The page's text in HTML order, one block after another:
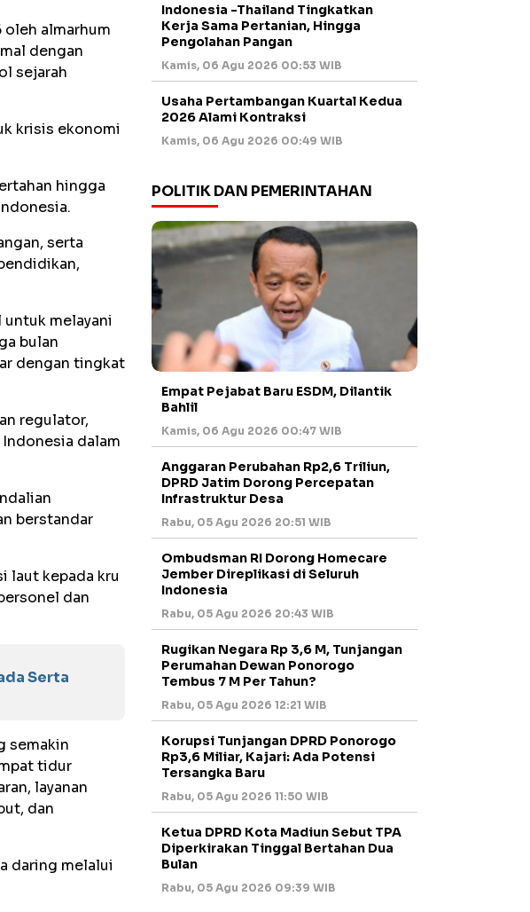
oleh almarhum
dengan
sejarah
krisis ekonomi
hingga
serta
untuk melayani
bulan
dengan tingkat
regulator,
dalam
berstandar
laut kepada kru
dan
Serta
semakin
tidur
layanan
dan
daring melalui
Indonesia -Thailand Tingkatkan
Kerja Sama Pertanian, Hingga
Pengolahan Pangan
Kamis, 06 Agu 2026 00:53 WIB
Usaha Pertambangan Kuartal Kedua
2026 Alami Kontraksi
Kamis, 06 Agu 2026 00:49 WIB
POLITIK DAN PEMERINTAHAN
Empat Pejabat Baru ESDM, Dilantik
Bahlil
Kamis, 06 Agu 2026 00:47 WIB
Anggaran Perubahan Rp2,6 Triliun,
DPRD Jatim Dorong Percepatan
Infrastruktur Desa
Rabu, 05 Agu 2026 20:51 WIB
Ombudsman RI Dorong Homecare
Jember Direplikasi di Seluruh
Indonesia
Rabu, 05 Agu 2026 20:43 WIB
Rugikan Negara Rp 3,6 M, Tunjangan
Perumahan Dewan Ponorogo
Tembus 7 M Per Tahun?
Rabu, 05 Agu 2026 12:21 WIB
Korupsi Tunjangan DPRD Ponorogo
Rp3,6 Miliar, Kajari: Ada Potensi
Tersangka Baru
Rabu, 05 Agu 2026 11:50 WIB
Ketua DPRD Kota Madiun Sebut TPA
Diperkirakan Tinggal Bertahan Dua
Bulan
Rabu, 05 Agu 2026 09:39 WIB